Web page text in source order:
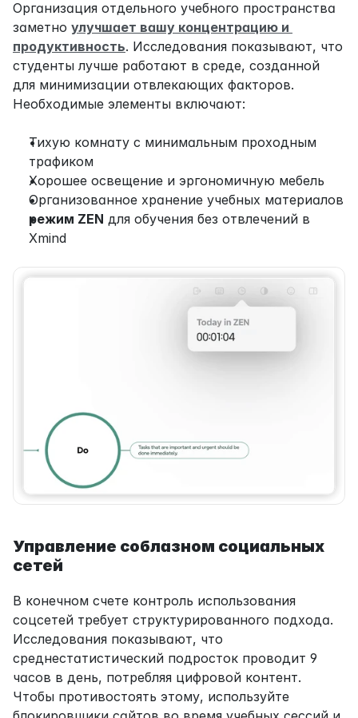
Организация отдельного учебного пространства
заметно улучшает вашу концентрацию и
продуктивность. Исследования показывают, что
студенты лучше работают в среде, созданной
для минимизации отвлекающих факторов.
Необходимые элементы включают:
Тихую комнату с минимальным проходным
трафиком
Хорошее освещение и эргономичную мебель
Организованное хранение учебных материалов
режим ZEN для обучения без отвлечений в
Xmind
Управление соблазном социальных
сетей
В конечном счете контроль использования
соцсетей требует структурированного подхода.
Исследования показывают, что
среднестатистический подросток проводит 9
часов в день, потребляя цифровой контент.
Чтобы противостоять этому, используйте